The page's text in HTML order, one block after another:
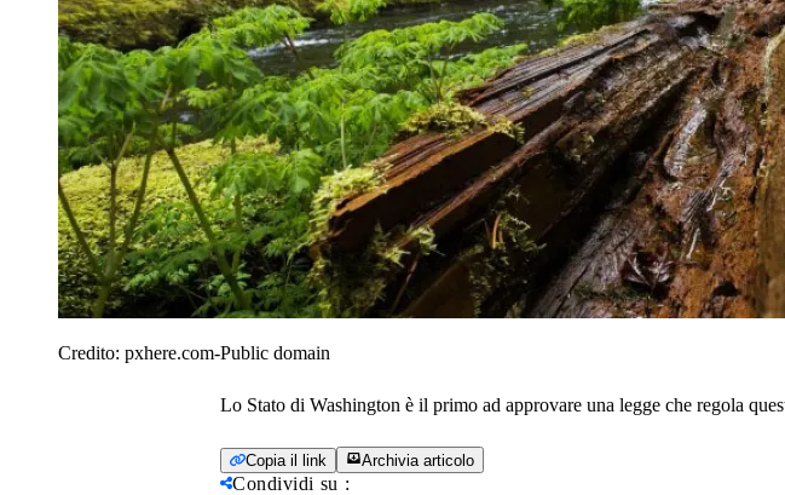
Credito: pxhere.com-Public domain
Lo Stato di Washington è il primo ad approvare una legge che regola
Copia il link Archivia articolo
Condividi su :